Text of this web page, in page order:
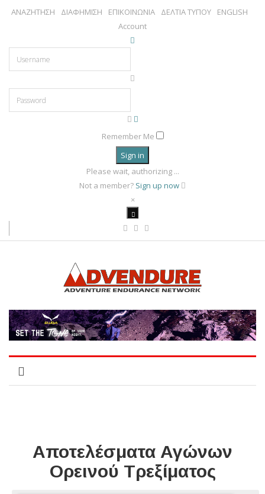
ΑΝΑΖΗΤΗΣΗ ΔΙΑΦΗΜΙΣΗ ΕΠΙΚΟΙΝΩΝΙΑ ΔΕΛΤΙΑ ΤΥΠΟΥ
ENGLISH
Account
Remember Me
Sign in
Please wait, authorizing ...
Not a member? Sign up now
×
Αποτελέσματα Αγώνων
Ορεινού Τρεξίματος